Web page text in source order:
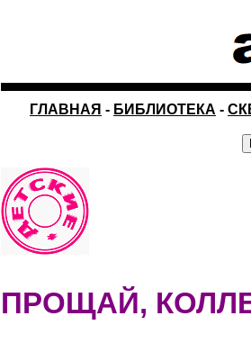
ГЛАВНАЯ - БИБЛИОТЕКА -
ПРОЩАЙ,